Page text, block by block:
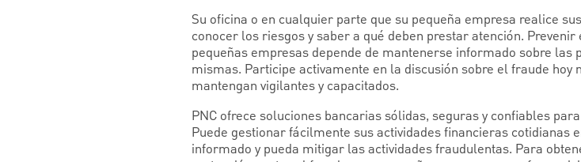
Su oficina o en cualquier parte que su pequeña empresa realice
conocer los riesgos y saber a qué deben prestar atención.
pequeñas empresas depende de mantenerse informado sobre
mismas. Participe activamente en la discusión sobre el fraude
mantengan vigilantes y capacitados.
PNC ofrece soluciones bancarias sólidas, seguras y confiables
Puede gestionar fácilmente sus actividades financieras cotidianas
informado y pueda mitigar las actividades fraudulentas. Para